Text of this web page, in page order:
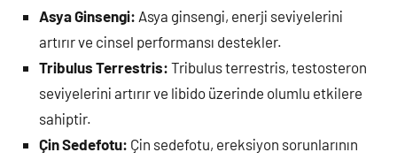
Asya Ginsengi: Asya ginsengi, enerji seviyelerini
artırır ve cinsel performansı destekler.
Tribulus Terrestris: Tribulus terrestris, testosteron
seviyelerini artırır ve libido üzerinde olumlu etkilere
sahiptir.
Çin Sedefotu: Çin sedefotu, ereksiyon sorunlarının